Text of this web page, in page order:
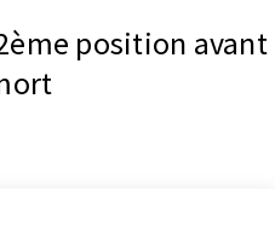
position avant